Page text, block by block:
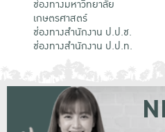
ช่องทางมหาวิทยาลัย
เกษตรศาสตร์
ช่องทางสำนักงาน ป.ป.ช.
ช่องทางสำนักงาน ป.ป.ท.